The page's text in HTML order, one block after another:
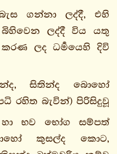
බැස ගන්නා ලද්දී, එහි
ලද්දී විය යතු
ලද ධර්‍මයෙහි දිවි
සිතින්ද බොහෝ
රහිත බැවින්) පිරිසිදුවූ
හා භව භෝග සම්පත්
කුසල්ද කොට,